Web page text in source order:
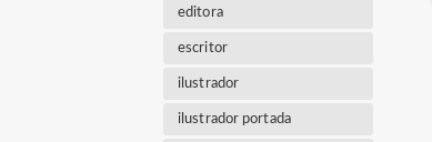
editora
escritor
ilustrador
ilustrador portada